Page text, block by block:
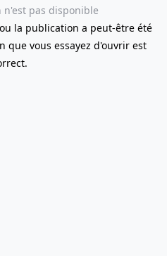
pas disponible
la publication a peut-être été
que vous essayez d'ouvrir est